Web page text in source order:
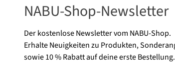
NABU-Shop-Newsletter
Der kostenlose Newsletter vom NABU-Shop.
Erhalte Neuigkeiten zu Produkten,
sowie 10 % Rabatt auf deine erste Bestellung.